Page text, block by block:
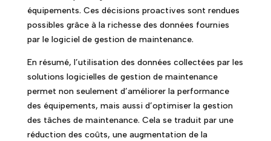
équipements. Ces décisions proactives sont rendues
possibles grâce à la richesse des données fournies
par le logiciel de gestion de maintenance.
En résumé, l’utilisation des données collectées par les
solutions logicielles de gestion de maintenance
permet non seulement d’améliorer la performance
des équipements, mais aussi d’optimiser la gestion
des tâches de maintenance. Cela se traduit par une
réduction des coûts, une augmentation de la